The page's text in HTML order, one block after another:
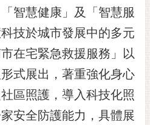
智慧健康」及「智慧服
技於城市發展中的多元
在宅緊急救援服務」以
式展出，著重強化身心
區照護，導入科技化照
安全防護能力，具體展